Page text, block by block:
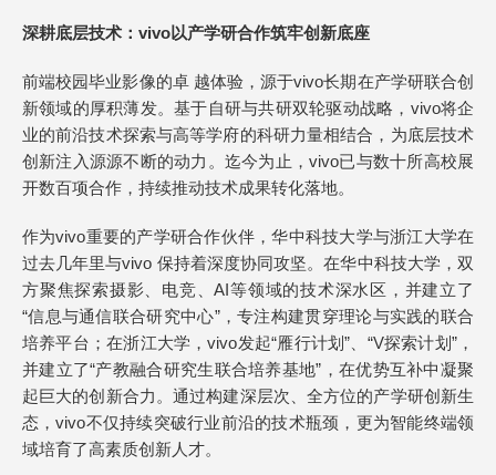
深耕底层技术 ： vivo以产学研合作筑牢创新底座
前端校园毕业影像的卓 越体验，源于vivo长期在产学研联合创
新领域的厚积薄发。基于自研与共研双轮驱动战略，vivo将企
业的前沿技术探索与高等学府的科研力量相结合，为底层技术
创新注入源源不断的动力。迄今为止，vivo已与数十所高校展
开数百项合作，持续推动技术成果转化落地。
作为vivo重要的产学研合作伙伴，华中科技大学与浙江大学在
过去几年里与vivo 保持着深度协同攻坚。在华中科技大学，双
方聚焦探索摄影、电竞、AI等领域的技术深水区，并建立了
“信息与通信联合研究中心”，专注构建贯穿理论与实践的联合
培养平台；在浙江大学，vivo发起“雁行计划”、“V探索计划”，
并建立了“产教融合研究生联合培养基地”，在优势互补中凝聚
起巨大的创新合力。通过构建深层次、全方位的产学研创新生
态，vivo不仅持续突破行业前沿的技术瓶颈，更为智能终端领
域培育了高素质创新人才。